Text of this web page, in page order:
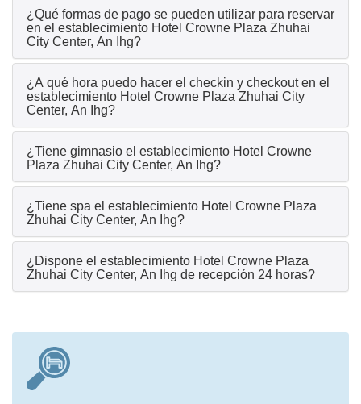
¿Qué formas de pago se pueden utilizar para reservar
en el establecimiento Hotel Crowne Plaza Zhuhai
City Center, An Ihg?
¿A qué hora puedo hacer el checkin y checkout en el
establecimiento Hotel Crowne Plaza Zhuhai City
Center, An Ihg?
¿Tiene gimnasio el establecimiento Hotel Crowne
Plaza Zhuhai City Center, An Ihg?
¿Tiene spa el establecimiento Hotel Crowne Plaza
Zhuhai City Center, An Ihg?
¿Dispone el establecimiento Hotel Crowne Plaza
Zhuhai City Center, An Ihg de recepción 24 horas?